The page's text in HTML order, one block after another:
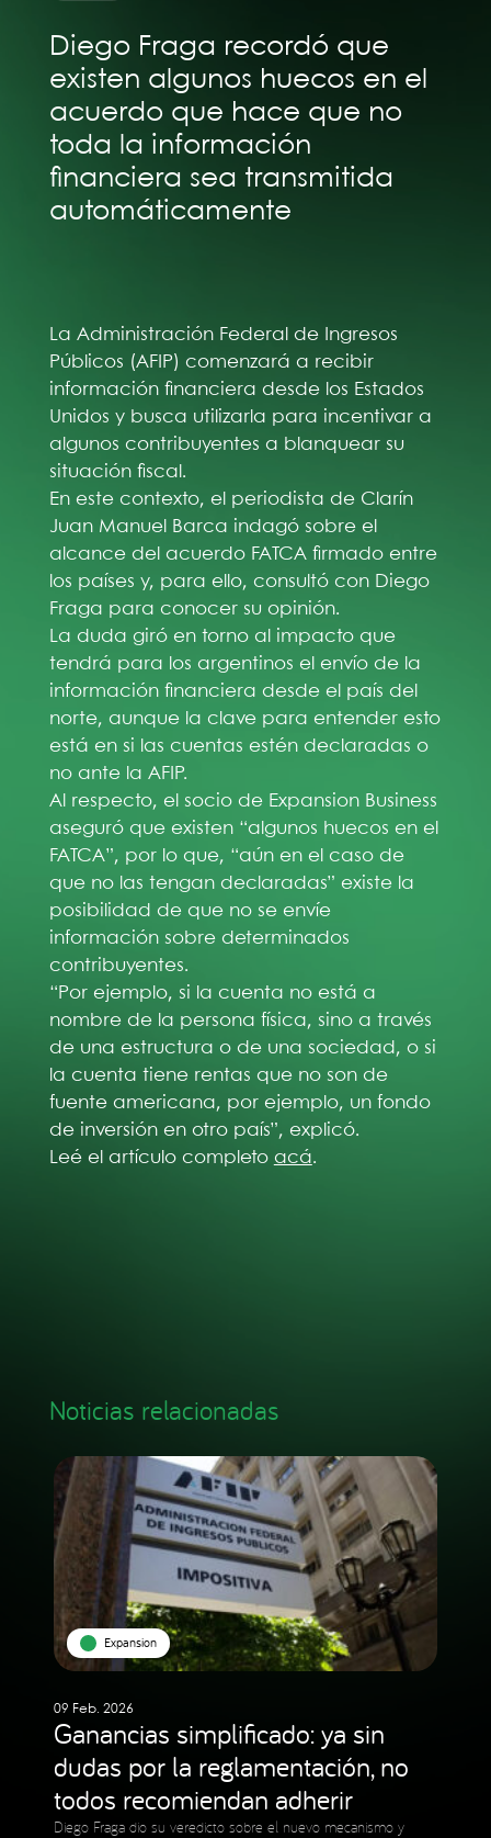
Diego Fraga recordó que
existen algunos huecos en el
acuerdo que hace que no
toda la información
financiera sea transmitida
automáticamente
La Administración Federal de Ingresos
Públicos (AFIP) comenzará a recibir
información financiera desde los Estados
Unidos y busca utilizarla para incentivar a
algunos contribuyentes a blanquear su
situación fiscal.
En este contexto, el periodista de Clarín
Juan Manuel Barca indagó sobre el
alcance del acuerdo FATCA firmado entre
los países y, para ello, consultó con Diego
Fraga para conocer su opinión.
La duda giró en torno al impacto que
tendrá para los argentinos el envío de la
información financiera desde el país del
norte, aunque la clave para entender esto
está en si las cuentas estén declaradas o
no ante la AFIP.
Al respecto, el socio de Expansion Business
aseguró que existen “algunos huecos en el
FATCA”, por lo que, “aún en el caso de
que no las tengan declaradas” existe la
posibilidad de que no se envíe
información sobre determinados
contribuyentes.
“Por ejemplo, si la cuenta no está a
nombre de la persona física, sino a través
de una estructura o de una sociedad, o si
la cuenta tiene rentas que no son de
fuente americana, por ejemplo, un fondo
de inversión en otro país”, explicó.
Leé el artículo completo acá.
Noticias relacionadas
Expansion
09 Feb. 2026
Ganancias simplificado: ya sin
dudas por la reglamentación, no
todos recomiendan adherir
Diego Fraga dio su veredicto sobre el nuevo mecanismo y